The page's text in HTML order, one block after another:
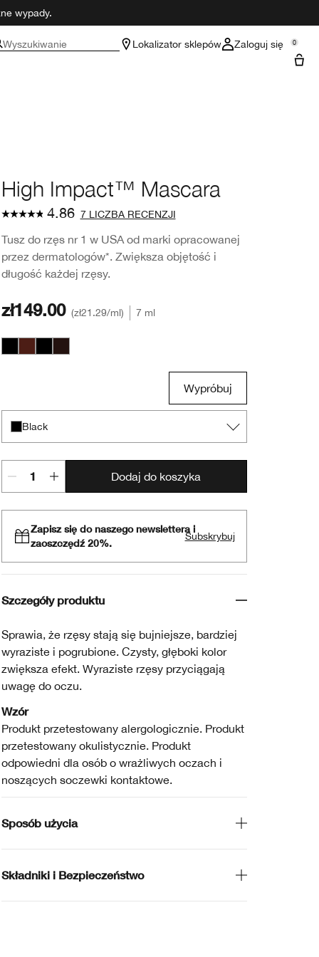
wypady.
Wyszukiwanie Lokalizator sklepów Zaloguj się 0
High Impact™ Mascara
4.86 7 LICZBA RECENZJI
Tusz do rzęs nr 1 w USA od marki opracowanej
przez dermatologów*. Zwiększa objętość i
długość każdej rzęsy.
zł149.00 zł21.29/ml 7 ml
Wypróbuj
Black
Dodaj do koszyka
Zapisz się do naszego newslettera i
zaoszczędź 20%.
Subskrybuj
Szczegóły produktu
Sprawia, że rzęsy stają się bujniejsze, bardziej
wyraziste i pogrubione. Czysty, głęboki kolor
zwiększa efekt. Wyraziste rzęsy przyciągają
uwagę do oczu.
Wzór
Produkt przetestowany alergologicznie. Produkt
przetestowany okulistycznie. Produkt
odpowiedni dla osób o wrażliwych oczach i
noszących soczewki kontaktowe.
Sposób użycia
Składniki i Bezpieczeństwo